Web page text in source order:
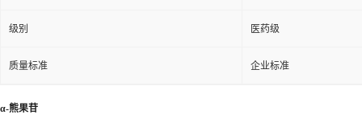
级别 医药级
质量标准 企业标准
α-熊果苷